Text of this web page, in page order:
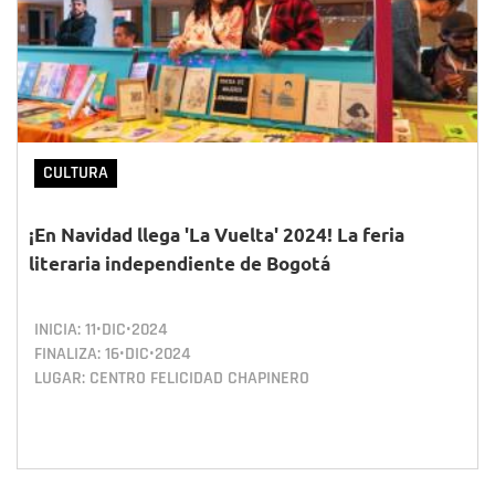
CULTURA
¡En Navidad llega 'La Vuelta' 2024! La feria
literaria independiente de Bogotá
INICIA:11•DIC•2024
FINALIZA:16•DIC•2024
LUGAR: CENTRO FELICIDAD CHAPINERO